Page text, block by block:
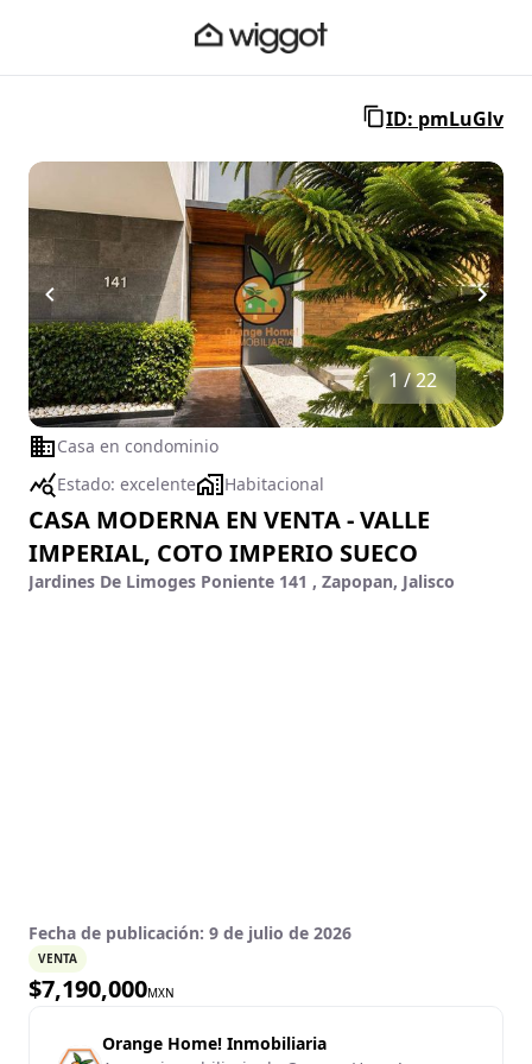
ID: pmLuGlv
1 / 22
Casa en condominio
Estado: excelente Habitacional
CASA MODERNA EN VENTA - VALLE
IMPERIAL, COTO IMPERIO SUECO
Jardines De Limoges Poniente 141 , Zapopan, Jalisco
Fecha de publicación: 9 de julio de 2026
VENTA
$7,190,000MXN
Orange Home! Inmobiliaria